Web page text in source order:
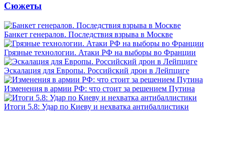
Сюжеты
Банкет генералов. Последствия взрыва в Москве
Грязные технологии. Атаки РФ на выборы во Франции
Эскалация для Европы. Российский дрон в Лейпциге
Изменения в армии РФ: что стоит за решением Путина
Итоги 5.8: Удар по Киеву и нехватка антибаллистики